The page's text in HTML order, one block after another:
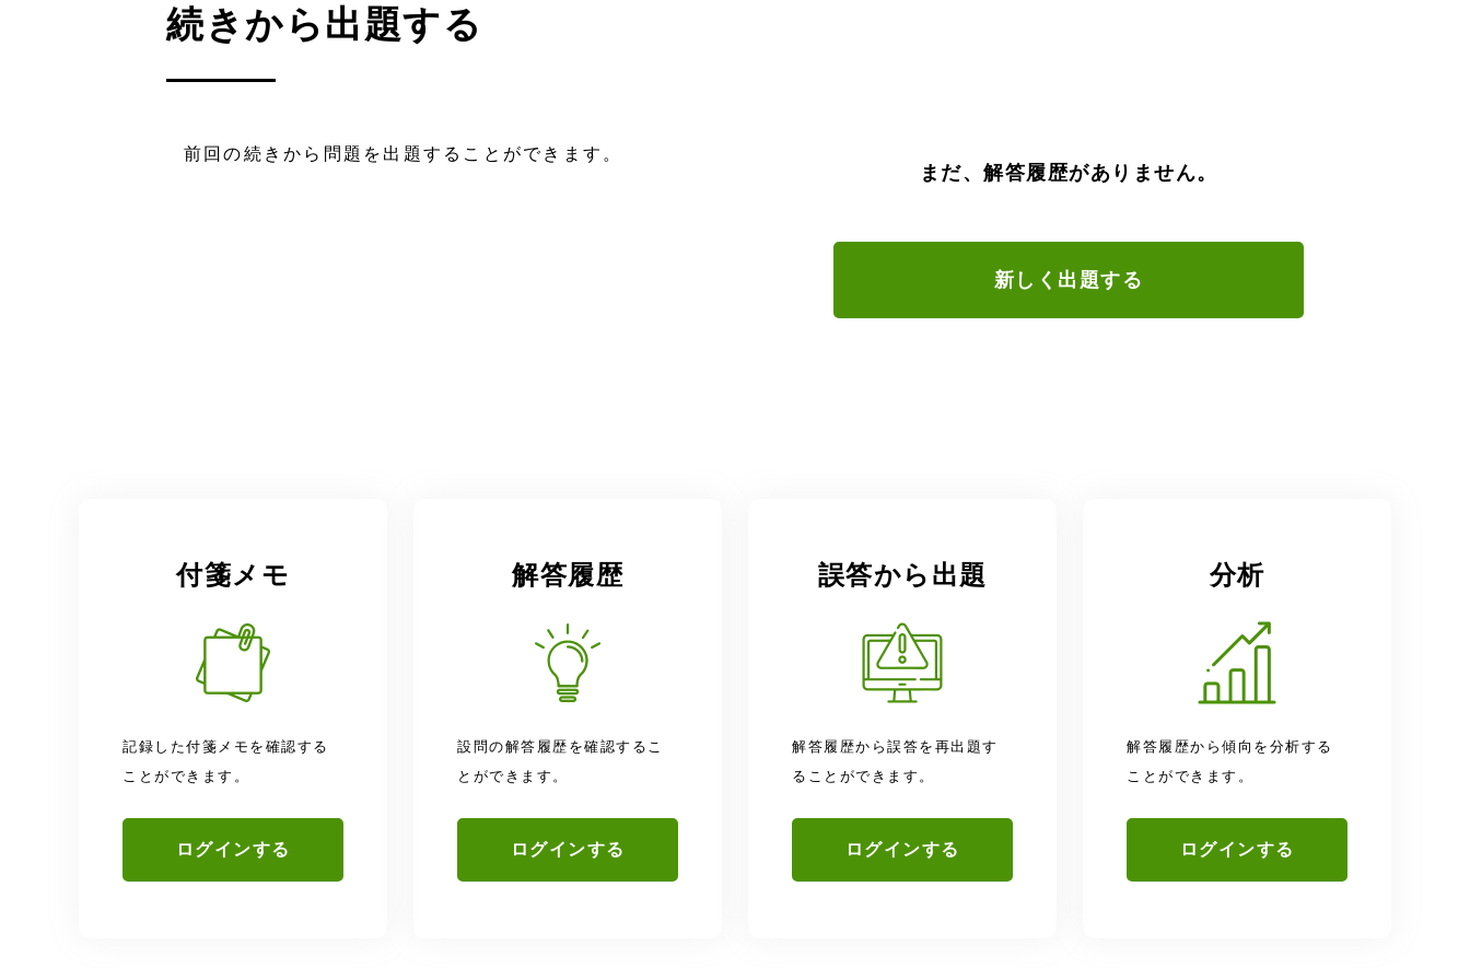
続きから出題する
前回の続きから問題を出題することができます。
まだ、解答履歴がありません。
新しく出題する
付箋メモ
記録した付箋メモを確認する
ことができます。
ログインする
解答履歴
設問の解答履歴を確認するこ
とができます。
ログインする
誤答から出題
解答履歴から誤答を再出題す
ることができます。
ログインする
分析
解答履歴から傾向を分析する
ことができます。
ログインする